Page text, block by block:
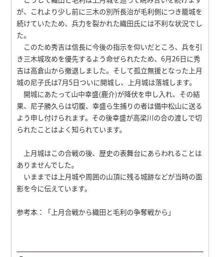
が、これより少し前に三木の別所長治が毛利側につき籠城を
続けていたため、兵力を裂かれた織田氏には不利な状況でし
た。
このため秀吉は信長に今後の指示を仰いだところ、兵を引
き三木城攻めを優先するよう命ぜられたため、6月26日に秀
吉は高倉山から撤退しました。そして孤立無援となった上月
城の尼子氏は7月5日ついに開城し、上月城は落城します。
開城にあたって山中幸盛(鹿介)が降伏を申し入れ、その結
果、尼子勝久らは切腹、幸盛ら生捕りの者は備中松山に送る
よう申し付けられます。その後幸盛が高梁川の合の渡しで切
られたことはよく知られています。
上月城はこの合戦の後、歴史の表舞台にあらわれることは
ありませんでした。
いままでは上月城や周囲の山頂に残る城跡などが当時の面
影を今に伝えています。
参考本：「上月合戦から織田と毛利の争奪戦から」